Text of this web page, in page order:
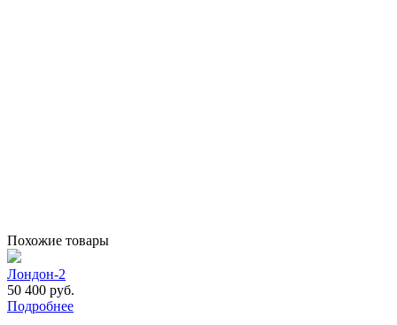
Похожие товары
Лондон-2
50 400 руб.
Подробнее